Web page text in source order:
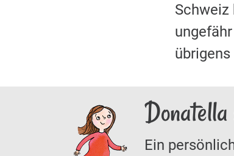
Schweiz
übrigens
Ein